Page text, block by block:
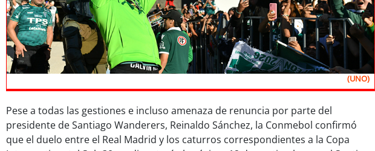
(UNO)
Pese a todas las gestiones e incluso amenaza de renuncia por parte del
presidente de Santiago Wanderers, Reinaldo Sánchez, la Conmebol confirmó
que el duelo entre el Real Madrid y los caturros correspondientes a la Copa